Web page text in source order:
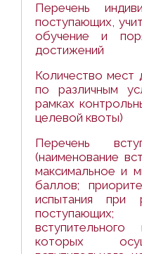
Перечень
поступающих,
обучение и
достижений
Количество мест
по различным
рамках
целевой квоты)
Перечень
(наименование
максимальное и
баллов;
испытания при
поступающих;
которых